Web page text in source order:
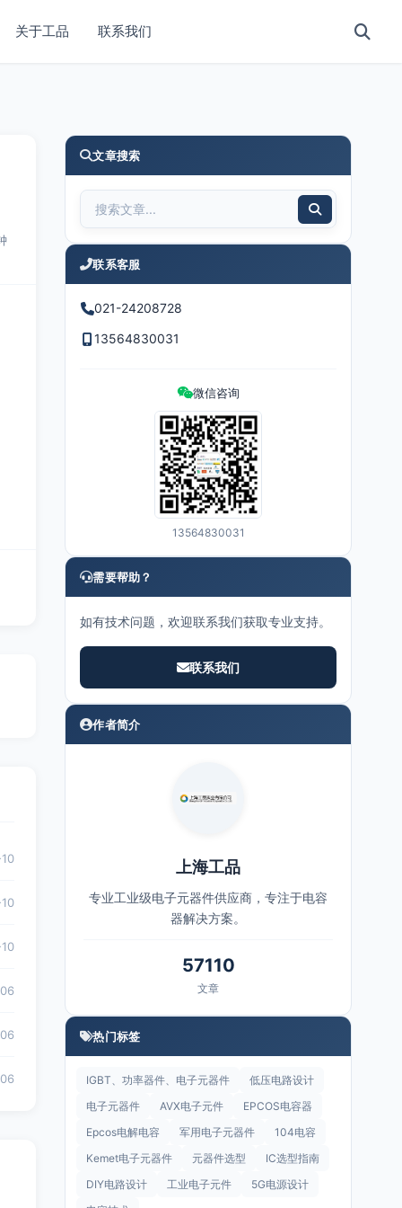
关于工品 联系我们
文章搜索
联系客服
021-24208728
13564830031
微信咨询
13564830031
需要帮助？
如有技术问题，欢迎联系我们获取专业支持。
联系我们
作者简介
上海工品
专业工业级电子元器件供应商，专注于电容
器解决方案。
57110
文章
热门标签
IGBT、功率器件、电子元器件
低压电路设计
电子元器件
AVX电子元件
EPCOS电容器
Epcos电解电容
军用电子元器件
104电容
Kemet电子元器件
元器件选型
IC选型指南
DIY电路设计
工业电子元件
5G电源设计